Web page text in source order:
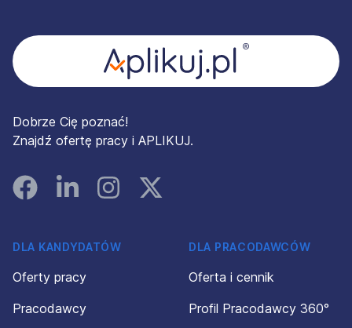
Dobrze Cię poznać!
Znajdź ofertę pracy i APLIKUJ.
FacebookLinked InInstagramInstagram
DLA KANDYDATÓW
Oferty pracy
Pracodawcy
DLA PRACODAWCÓW
Oferta i cennik
Profil Pracodawcy 360°